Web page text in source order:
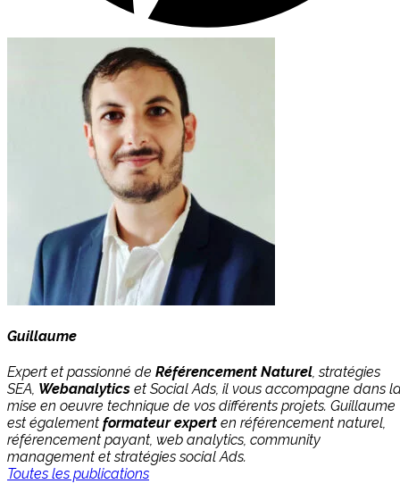
Guillaume
Expert et passionné de Référencement Naturel, stratégies
SEA, Webanalytics et Social Ads, il vous accompagne dans
mise en oeuvre technique de vos différents projets. Guillaume
est également formateur expert en référencement naturel,
référencement payant, web analytics, community
management et stratégies social Ads.
Toutes les publications